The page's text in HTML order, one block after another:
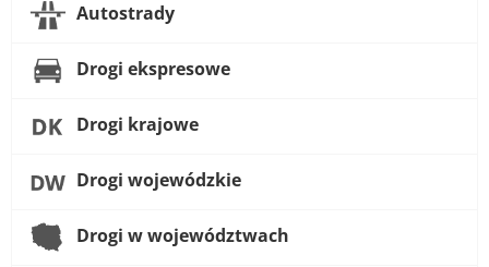
Autostrady
Drogi ekspresowe
Drogi krajowe
Drogi wojewódzkie
Drogi w województwach